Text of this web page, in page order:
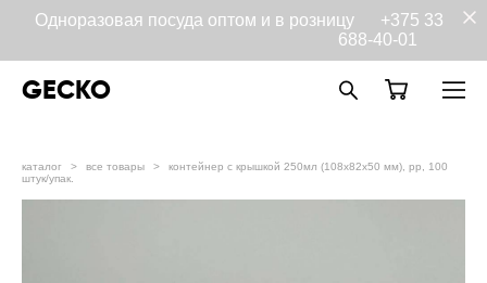
Одноразовая посуда оптом и в розницу +375 33
688-40-01
GECKO
каталог > все товары >
контейнер с крышкой 250мл (108х82х50 мм), pp, 100
штук/упак.